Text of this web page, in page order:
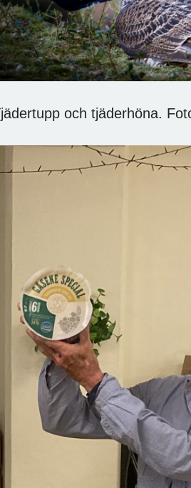
och tjäderhöna.